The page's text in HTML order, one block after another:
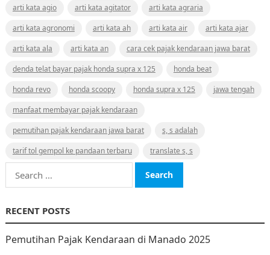
arti kata agio
arti kata agitator
arti kata agraria
arti kata agronomi
arti kata ah arti kata air
arti kata ajar
arti kata ala
arti kata an
cara cek pajak kendaraan jawa barat
denda telat bayar pajak honda supra x 125
honda beat
honda revo
honda scoopy honda supra x 125
jawa tengah
manfaat membayar pajak kendaraan
pemutihan pajak kendaraan jawa barat
s, s adalah
tarif tol gempol ke pandaan terbaru
translate s, s
Search
for:
RECENT POSTS
Pemutihan Pajak Kendaraan di Manado 2025